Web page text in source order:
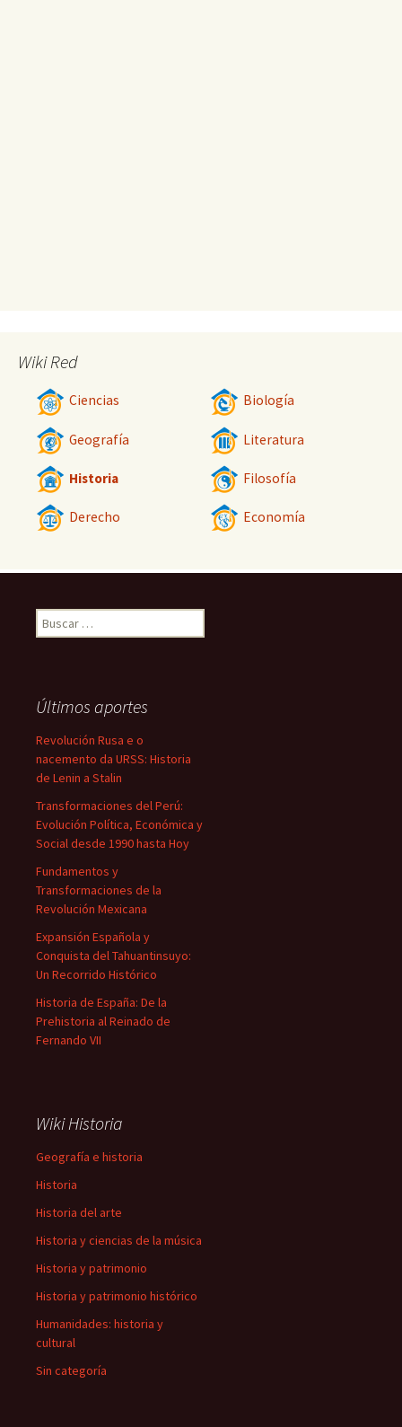
Wiki Red
Ciencias Biología
Geografía Literatura
Historia Filosofía
Derecho Economía
Buscar:
Últimos aportes
Revolución Rusa e o
nacemento da URSS: Historia
de Lenin a Stalin
Transformaciones del Perú:
Evolución Política, Económica y
Social desde 1990 hasta Hoy
Fundamentos y
Transformaciones de la
Revolución Mexicana
Expansión Española y
Conquista del Tahuantinsuyo:
Un Recorrido Histórico
Historia de España: De la
Prehistoria al Reinado de
Fernando VII
Wiki Historia
Geografía e historia
Historia
Historia del arte
Historia y ciencias de la música
Historia y patrimonio
Historia y patrimonio histórico
Humanidades: historia y
cultural
Sin categoría